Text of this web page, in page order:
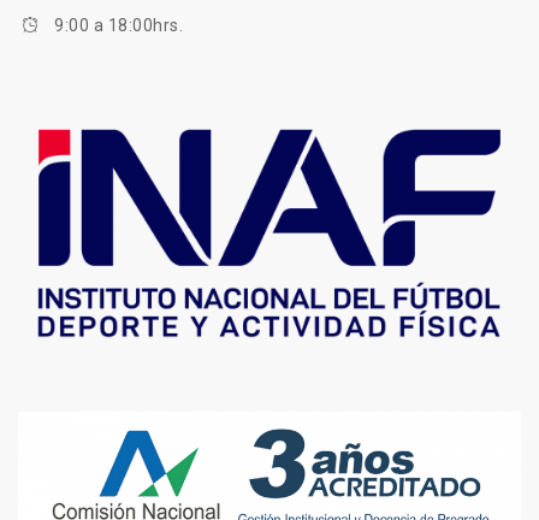
9:00 a 18:00hrs.